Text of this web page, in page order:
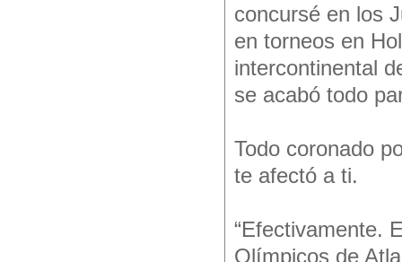
concursé en los
en torneos en
intercontinental
se acabó todo
Todo coronado
te afectó a ti.
“Efectivamente.
Olímpicos de